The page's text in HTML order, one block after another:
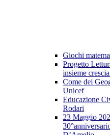
Giochi
Progetto
insieme
Come dei
Unicef
Educazione
Rodari
23 Maggio